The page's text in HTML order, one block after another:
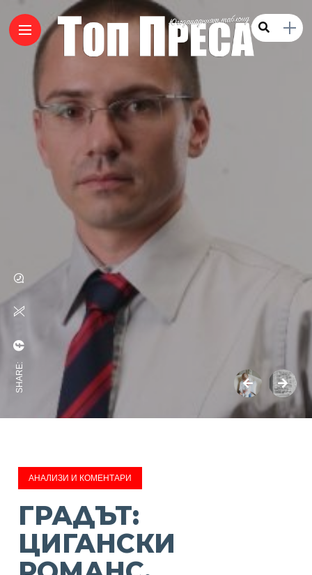
SHARE:
АНАЛИЗИ И КОМЕНТАРИ
ГРАДЪТ:
ЦИГАНСКИ